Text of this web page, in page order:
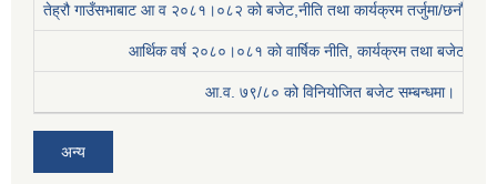
तेह्रौ गाउँसभाबाट आ व २०८१।०८२ को बजेट,नीति तथा कार्यक्रम तर्जुमा/छनौट
आर्थिक वर्ष २०८०।०८१ काे वार्षिक नीति, कार्यक्रम तथा बजेट
आ.व. ७९/८० को विनियोजित बजेट सम्बन्धमा।
अन्य